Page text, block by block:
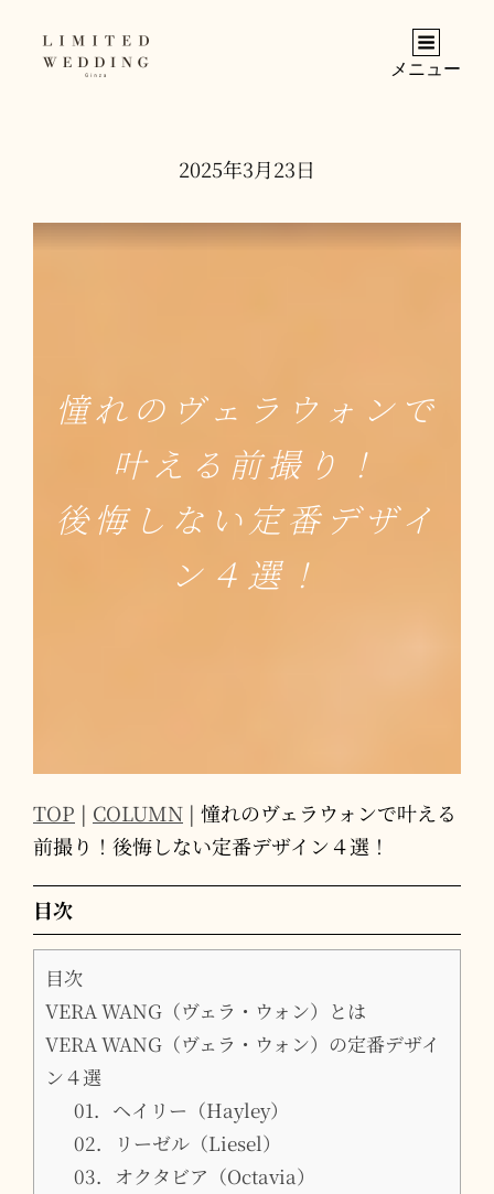
メニュー
2025年3月23日
憧れのヴェラウォンで
叶える前撮り！
後悔しない定番デザイ
ン４選！
TOP | COLUMN | 憧れのヴェラウォンで叶える
前撮り！後悔しない定番デザイン４選！
目次
目次
VERA WANG（ヴェラ・ウォン）とは
VERA WANG（ヴェラ・ウォン）の定番デザイ
ン４選
01．ヘイリー（Hayley）
02．リーゼル（Liesel）
03．オクタビア（Octavia）